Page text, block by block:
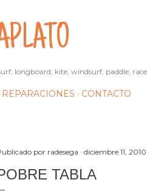
longboard, kite, windsurf, paddle,
REPARACIONES CONTACTO
por radesega diciembre 11, 2010
TABLA